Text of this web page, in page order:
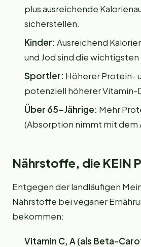
plus ausreichende
sicherstellen.
Kinder: Ausreichend
und Jod sind die wichtigsten
Sportler: Höherer Protein-
potenziell höherer Vitamin-
Über 65-Jährige: Mehr
(Absorption nimmt mit dem
Nährstoffe, die KEIN
Entgegen der landläufigen
Nährstoffe bei veganer
bekommen:
Vitamin C, A (als Beta-